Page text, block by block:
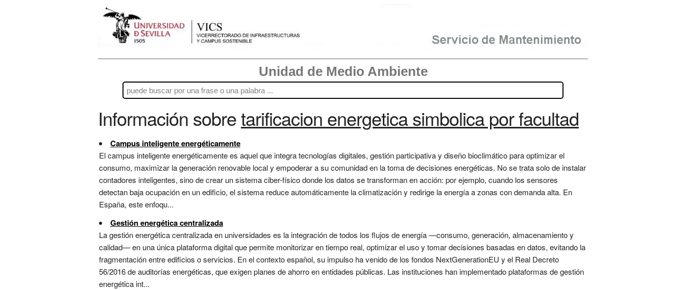
Unidad de Medio Ambiente
Información sobretarificacion energetica simbolica por facultad
Campus inteligente energéticamente
El campus inteligente energéticamente es aquel que integra tecnologías digitales, gestión participativa y diseño bioclimático para optimizar el
consumo, maximizar la generación renovable local y empoderar a su comunidad en la toma de decisiones energéticas. No se trata solo de instalar
contadores inteligentes, sino de crear un sistema ciber-físico donde los datos se transforman en acción: por ejemplo, cuando los sensores
detectan baja ocupación en un edificio, el sistema reduce automáticamente la climatización y redirige la energía a zonas con demanda alta. En
España, este enfoqu...
Gestión energética centralizada
La gestión energética centralizada en universidades es la integración de todos los flujos de energía —consumo, generación, almacenamiento y
calidad— en una única plataforma digital que permite monitorizar en tiempo real, optimizar el uso y tomar decisiones basadas en datos, evitando la
fragmentación entre edificios o servicios. En el contexto español, su impulso ha venido de los fondos NextGenerationEU y el Real Decreto
56/2016 de auditorías energéticas, que exigen planes de ahorro en entidades públicas. Las instituciones han implementado plataformas de gestión
energética int...